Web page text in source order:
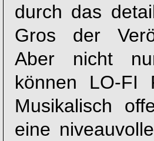
durch das
Gros der
Aber nicht
können LO-FI
Musikalisch
eine